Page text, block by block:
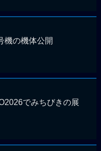
機の機体公開
でみちびきの展